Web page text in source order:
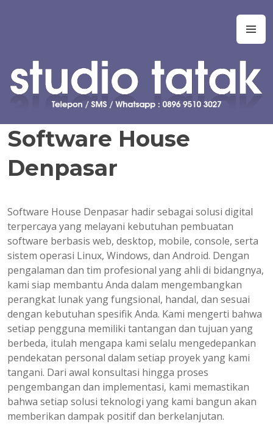
Jasa pembuatan skripsi Teknik Informatika, Sistem Informasi,
Manajemen Informasi, Teknologi Informasi, Ilmu Komputer,
Lunak. Jasa bantuan, bimbingan, konsultasi, kursus, les privat
dalam pembuatan tugas akhir dan skripsi. Jasa koding program
untuk tugas kuliah, kerja praktek, tugas akhir, skripsi, tesis, dan
prototipe, purwarupa, program, aplikasi, software, perangkat
lunak, sistem, perhitungan manual, simulasi, model, laporan, jurnal,
dan presentasi.
Software House
Denpasar
Software House Denpasar hadir sebagai solusi digital
terpercaya yang melayani kebutuhan pembuatan
software berbasis web, desktop, mobile, console, serta
sistem operasi Linux, Windows, dan Android. Dengan
pengalaman dan tim profesional yang ahli di bidangnya,
kami siap membantu Anda dalam mengembangkan
perangkat lunak yang fungsional, handal, dan sesuai
dengan kebutuhan spesifik Anda. Kami mengerti bahwa
setiap pengguna memiliki tantangan dan tujuan yang
berbeda, itulah mengapa kami selalu mengedepankan
pendekatan personal dalam setiap proyek yang kami
tangani. Dari awal konsultasi hingga proses
pengembangan dan implementasi, kami memastikan
bahwa setiap solusi teknologi yang kami bangun akan
memberikan dampak positif dan berkelanjutan.